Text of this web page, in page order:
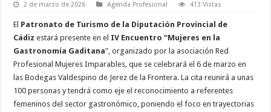
2 de marzo de 2026 Agenda Profesional 413 Vistas
El Patronato de Turismo de la Diputación Provincial de
Cádiz estará presente en el IV Encuentro “Mujeres en la
Gastronomía Gaditana”, organizado por la asociación Red
Profesional Mujeres Imparables, que se celebrará el 6 de marzo en
las Bodegas Valdespino de Jerez de la Frontera. La cita reunirá a unas
100 personas y tendrá como eje el reconocimiento a referentes
femeninos del sector gastronómico, poniendo el foco en trayectorias